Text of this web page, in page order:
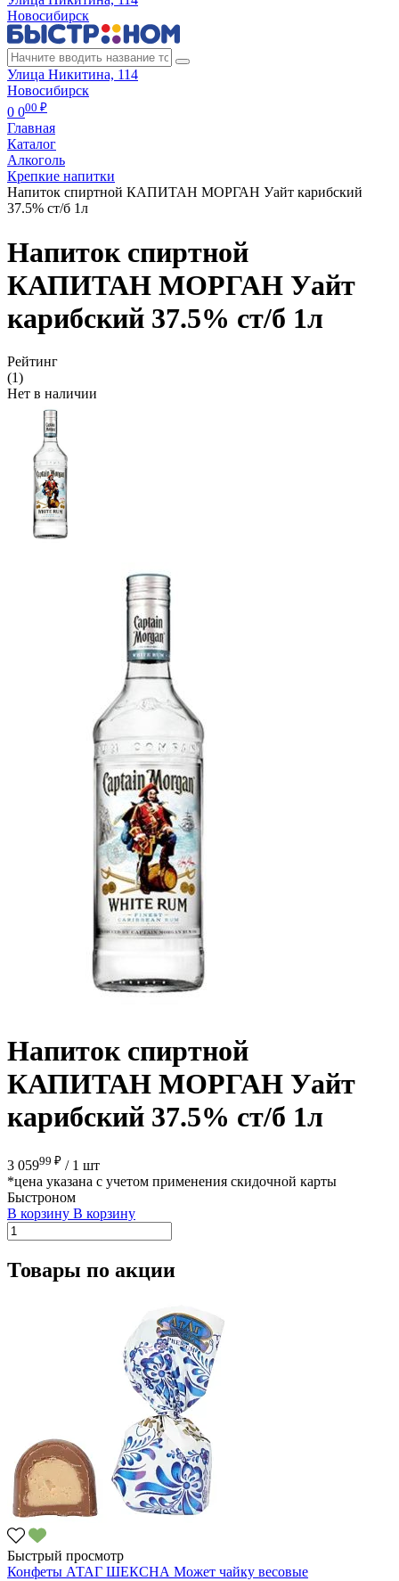
Новосибирск
Улица Никитина, 114
Новосибирск
0 000 ₽
Главная
Каталог
Алкоголь
Крепкие напитки
Напиток спиртной КАПИТАН МОРГАН Уайт карибский
37.5% ст/б 1л
Напиток спиртной
КАПИТАН МОРГАН Уайт
карибский 37.5% ст/б 1л
Рейтинг
(1)
Нет в наличии
Напиток спиртной
КАПИТАН МОРГАН Уайт
карибский 37.5% ст/б 1л
3 05999 ₽ / 1 шт
*цена указана с учетом применения скидочной карты
Быстроном
В корзину В корзину
Товары по акции
Быстрый просмотр
Конфеты АТАГ ШЕКСНА Может чайку весовые